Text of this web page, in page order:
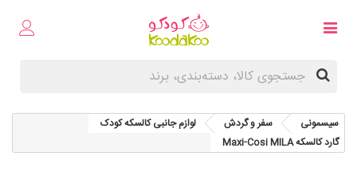
سیسمونی سفر و گردش
لوازم جانبی کالسکه کودک
گارد کالسکه Maxi-Cosi MILA